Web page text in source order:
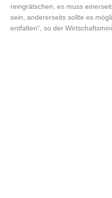
reingrätschen, es muss
sein, andererseits sollte es
entfalten“, so der